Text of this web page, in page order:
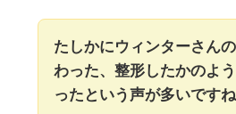
たしかにウィンターさん
わった、整形したかのよ
ったという声が多いですね